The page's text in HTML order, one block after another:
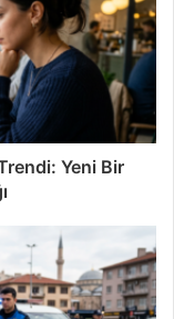
Yeni Bir